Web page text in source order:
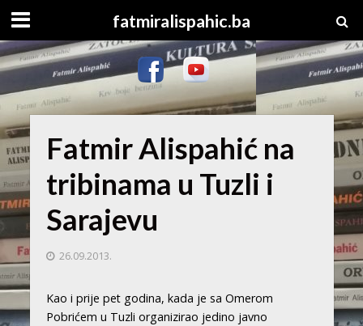
fatmiralispahic.ba
Fatmir Alispahić na
tribinama u Tuzli i
Sarajevu
26.09.2013.
Kao i prije pet godina, kada je sa Omerom
Pobrićem u Tuzli organizirao jedino javno